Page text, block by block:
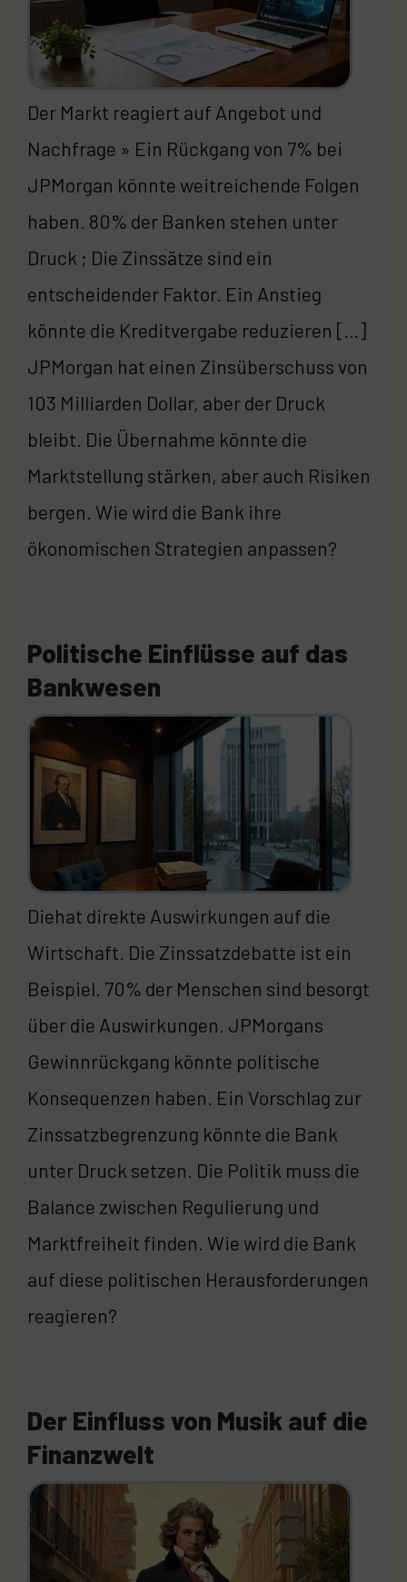
Der Markt reagiert auf Angebot und
Nachfrage » Ein Rückgang von 7% bei
JPMorgan könnte weitreichende Folgen
haben. 80% der Banken stehen unter
Druck ; Die Zinssätze sind ein
entscheidender Faktor. Ein Anstieg
könnte die Kreditvergabe reduzieren […]
JPMorgan hat einen Zinsüberschuss von
103 Milliarden Dollar, aber der Druck
bleibt. Die Übernahme könnte die
Marktstellung stärken, aber auch Risiken
bergen. Wie wird die Bank ihre
ökonomischen Strategien anpassen?
Politische Einflüsse auf das
Bankwesen
Diehat direkte Auswirkungen auf die
Wirtschaft. Die Zinssatzdebatte ist ein
Beispiel. 70% der Menschen sind besorgt
über die Auswirkungen. JPMorgans
Gewinnrückgang könnte politische
Konsequenzen haben. Ein Vorschlag zur
Zinssatzbegrenzung könnte die Bank
unter Druck setzen. Die Politik muss die
Balance zwischen Regulierung und
Marktfreiheit finden. Wie wird die Bank
auf diese politischen Herausforderungen
reagieren?
Der Einfluss von Musik auf die
Finanzwelt